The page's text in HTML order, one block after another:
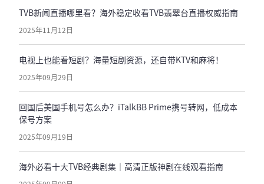
TVB新闻直播哪里看？海外稳定收看TVB翡翠台直播权威指南
2025年11月12日
电视上也能看短剧？海量短剧资源，还自带KTV和麻将！
2025年09月29日
回国后美国手机号怎么办？iTalkBB Prime携号转网，低成本
保号方案
2025年09月19日
海外必看十大TVB经典剧集｜高清正版神剧在线观看指南